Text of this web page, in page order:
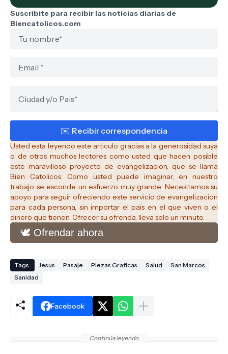
Suscribite para recibir las noticias diarias de
Biencatolicos.com
Usted esta leyendo este articulo gracias a la generosidad suya
o de otros muchos lectores como usted que hacen posible
este maravilloso proyecto de evangelizacion, que se llama
Bien Catolicos.Como usted puede imaginar, en nuestro
trabajo se esconde un esfuerzo muy grande. Necesitamos su
apoyo para seguir ofreciendo este servicio de evangelizacion
para cada persona, sin importar el pais en el que viven o el
dinero que tienen. Ofrecer su ofrenda, lleva solo un minuto.
🕊️ Ofrendar ahora
Tags: Jesus Pasaje Piezas Graficas Salud
San Marcos
Sanidad
Facebook
Continúa leyendo